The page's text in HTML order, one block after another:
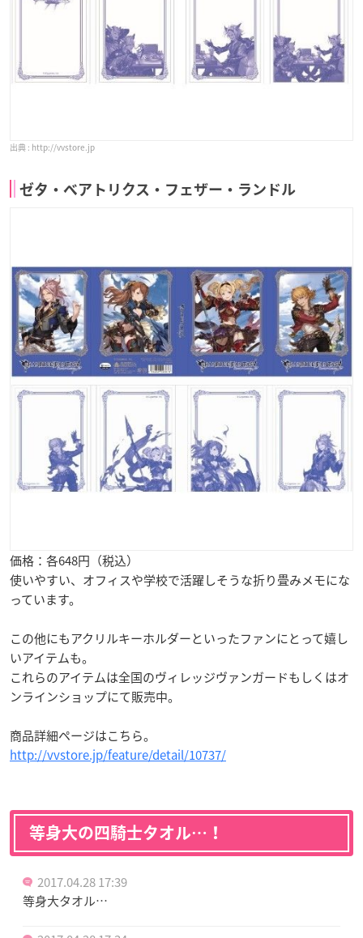
http://vvstore.jp
ゼタ・ベアトリクス・フェザー・ランドル
価格：各648円（税込）
使いやすい、オフィスや学校で活躍しそうな折り畳みメモにな
っています。
この他にもアクリルキーホルダーといったファンにとって嬉し
いアイテムも。
これらのアイテムは全国のヴィレッジヴァンガードもしくはオ
ンラインショップにて販売中。
商品詳細ページはこちら。
http://vvstore.jp/feature/detail/10737/
等身大の四騎士タオル…！
2017.04.28 17:39
等身大タオル…